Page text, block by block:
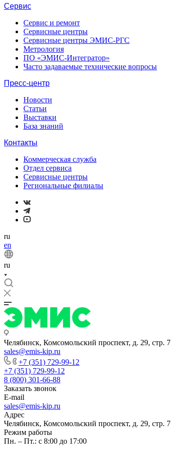
Сервис
Сервис и ремонт
Сервисные центры
Сервисные центры ЭМИС-РГС
Метрология
ПО «ЭМИС-Интегратор»
Часто задаваемые технические вопросы
Пресс-центр
Новости
Статьи
Выставки
База знаний
Контакты
Коммерческая служба
Отдел сервиса
Сервисные центры
Региональные филиалы
ru
en
ru
Челябинск, Комсомольский проспект, д. 29, стр. 7
sales@emis-kip.ru
+7 (351) 729-99-12
+7 (351) 729-99-12
8 (800) 301-66-88
Заказать звонок
E-mail
sales@emis-kip.ru
Адрес
Челябинск, Комсомольский проспект, д. 29, стр. 7
Режим работы
Пн. – Пт.: с 8:00 до 17:00